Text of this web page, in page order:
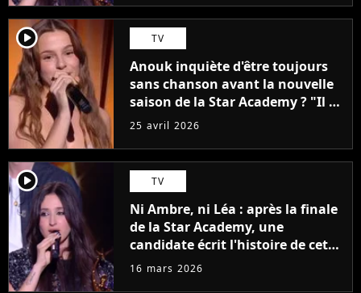
player2 TV
Anouk inquiète d'être toujours
sans chanson avant la nouvelle
saison de la Star Academy ? "Il y
a quand même une pression"
25 avril 2026
player2 TV
Ni Ambre, ni Léa : après la finale
de la Star Academy, une
candidate écrit l'histoire de cette
promo 2025
16 mars 2026